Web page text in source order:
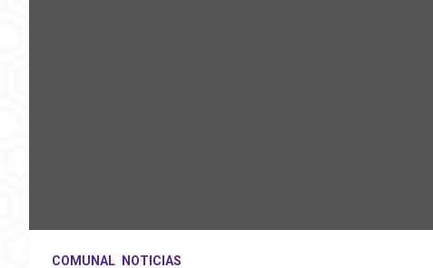
COMUNAL NOTICIAS